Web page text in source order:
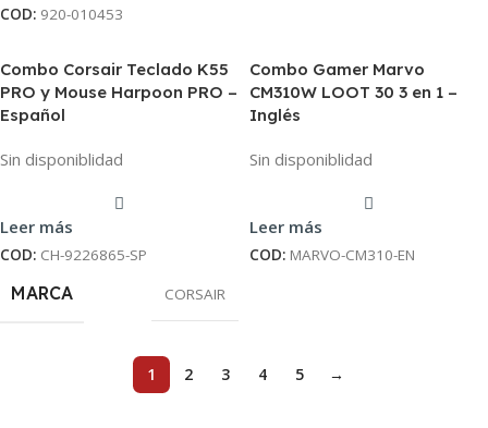
COD: 920-010453
Combo Corsair Teclado K55
PRO y Mouse Harpoon PRO –
Español
Sin disponiblidad
Leer más
COD: CH-9226865-SP
MARCA CORSAIR
Combo Gamer Marvo
CM310W LOOT 30 3 en 1 –
Inglés
Sin disponiblidad
Leer más
COD: MARVO-CM310-EN
1 2 3 4 5 →